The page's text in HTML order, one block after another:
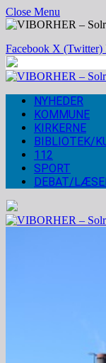
Close Menu
Facebook X (Twitter)
NYHEDER
KOMMUNE
KIRKERNE
BIBLIOTEK/
112
SPORT
DEBAT/